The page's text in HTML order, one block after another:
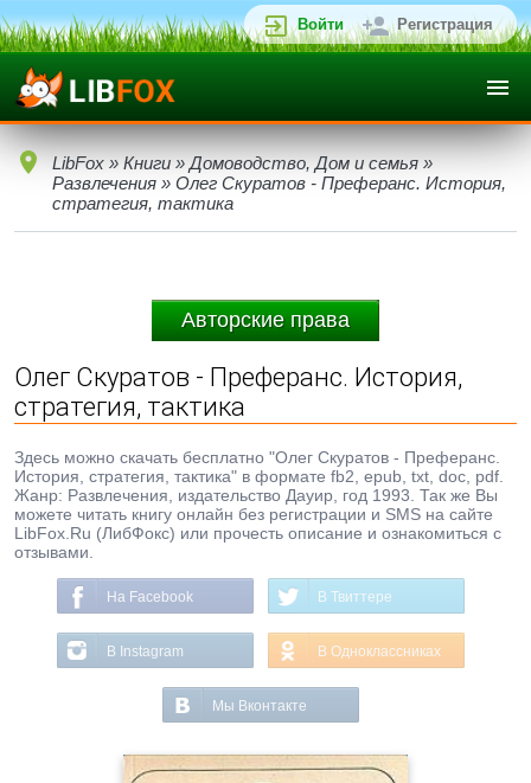
Войти Регистрация
LibFox » Книги » Домоводство, Дом и семья »
Развлечения » Олег Скуратов - Преферанс. История,
стратегия, тактика
Авторские права
Олег Скуратов - Преферанс. История,
стратегия, тактика
Здесь можно скачать бесплатно "Олег Скуратов - Преферанс.
История, стратегия, тактика" в формате fb2, epub, txt, doc, pdf.
Жанр: Развлечения, издательство Дауир, год 1993. Так же Вы
можете читать книгу онлайн без регистрации и SMS на сайте
LibFox.Ru (ЛибФокс) или прочесть описание и ознакомиться с
отзывами.
На Facebook В Твиттере
В Instagram В Одноклассниках
Мы Вконтакте